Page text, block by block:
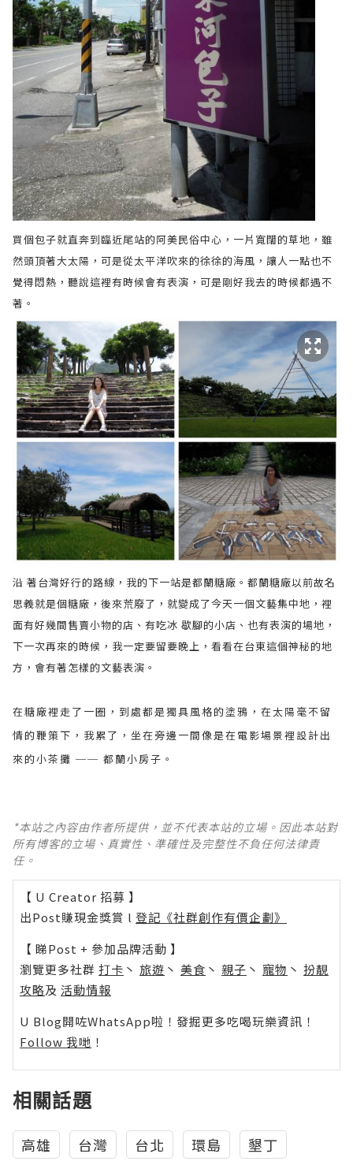
買個包子就直奔到臨近尾站的阿美民俗中心，一片寬闊的草地，雖
然頭頂著大太陽，可是從太平洋吹來的徐徐的海風，讓人一點也不
覺得悶熱，聽說這裡有時候會有表演，可是剛好我去的時候都遇不
著。
沿 著台灣好行的路線，我的下一站是都蘭糖廠。都蘭糖廠以前故名
思義就是個糖廠，後來荒廢了，就變成了今天一個文藝集中地，裡
面有好幾間售賣小物的店、有吃冰 歇腳的小店、也有表演的場地，
下一次再來的時候，我一定要留要晚上，看看在台東這個神秘的地
方，會有著怎樣的文藝表演。
在糖廠裡走了一圈，到處都是獨具風格的塗鴉，在太陽毫不留
情的鞭策下，我累了，坐在旁邊一間像是在電影場景裡設計出
來的小茶攤 ── 都蘭小房子。
*本站之內容由作者所提供，並不代表本站的立場。因此本站對
所有博客的立場、真實性、準確性及完整性不負任何法律責
任。
【 U Creator 招募 】
出Post賺現金獎賞 l 登記《社群創作有價企劃》
【 睇Post + 參加品牌活動 】
瀏覽更多社群 打卡 丶 旅遊 丶 美食 丶 親子 丶 寵物 丶 扮靚
攻略及 活動情報
U Blog開咗WhatsApp啦！發掘更多吃喝玩樂資訊！
Follow 我哋 ！
相關話題
高雄 台灣 台北 環島 墾丁